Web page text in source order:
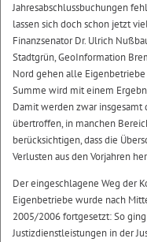
Jahresabschlussbuchungen
lassen sich doch schon jetzt
Finanzsenator Dr. Ulrich
Stadtgrün, GeoInformation
Nord gehen alle Eigenbetriebe
Summe wird mit einem
Damit werden zwar insgesamt
übertroffen, in manchen
berücksichtigen, dass die
Verlusten aus den Vorjahren
Der eingeschlagene Weg der
Eigenbetriebe wurde nach
2005/2006 fortgesetzt: So
Justizdienstleistungen in der